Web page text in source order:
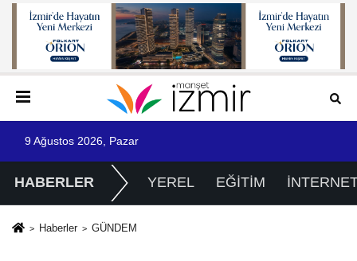
9 Ağustos 2026, Pazar
HABERLER YEREL EĞİTİM
Haberler GÜNDEM